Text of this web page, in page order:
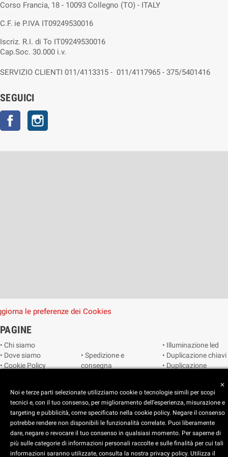
Corso Francia, 18 - 10093 Collegno (TO) - ITALY
C.F. ie P.IVA IT09249530016
Iscriz. R.I. di To IT09249530016
Cap.Soc. 30.000 i.v.
SERVIZIO CLIENTI 011/4113315 - 011/4117965 - 375/5401416
SEGUICI
Facebook
le preferenze dei Cookies
PAGINE
• Chi siamo
• Dove siamo
• Cookie Policy
preferenze dei
cookie
• Spedizione e
consegna
• Catalogo
• Illuminazione led
• Duplicazione chiavi
• Duplicazione
• Smart home
• Video sorveglianza
Copyright © 2025 CEART | Negozio di elettronica Torino
C.E.A.R.T. Elettronica
close
Noi e terze parti selezionate utilizziamo cookie o tecnologie simili per scopi
tecnici e, con il tuo consenso, per miglioramento dell’esperienza, misurazione e
targeting e pubblicità, come specificato nella cookie policy. Negare il consenso
potrebbe rendere non disponibili le funzionalità correlate. Puoi liberamente
dare, negare o revocare il tuo consenso in qualsiasi momento. Per saperne di
più sulle categorie di informazioni personali raccolte e sulle finalità per cui tali
informazioni saranno utilizzate, consulta la nostra privacy policy. Utilizza il